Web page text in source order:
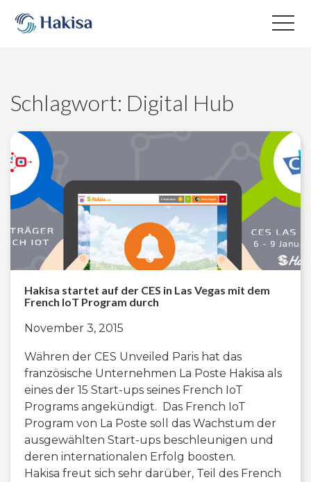
content
Schlagwort: Digital Hub
Hakisa startet auf der CES in Las Vegas mit dem
French IoT Program durch
November 3, 2015
Währen der CES Unveiled Paris hat das
französische Unternehmen La Poste Hakisa als
eines der 15 Start-ups seines French IoT
Programs angekündigt. Das French IoT
Program von La Poste soll das Wachstum der
ausgewählten Start-ups beschleunigen und
deren internationalen Erfolg boosten.
Hakisa freut sich sehr darüber, Teil des French